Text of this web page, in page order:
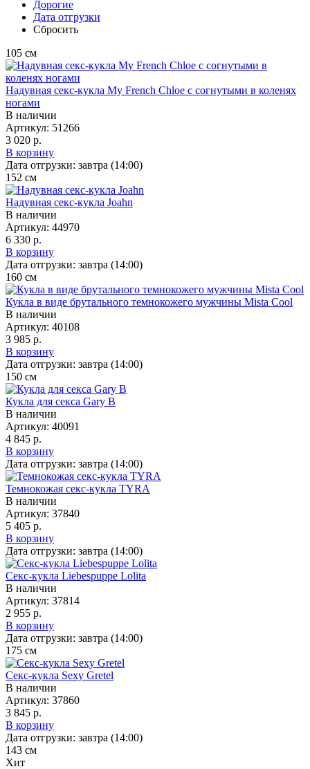
Дорогие
Дата отгрузки
Сбросить
105 см
Надувная секс-кукла My French Chloe с согнутыми в коленях
ногами
В наличии
Артикул: 51266
3 020 р.
В корзину
Дата отгрузки: завтра (14:00)
152 см
Надувная секс-кукла Joahn
В наличии
Артикул: 44970
6 330 р.
В корзину
Дата отгрузки: завтра (14:00)
160 см
Кукла в виде брутального темнокожего мужчины Mista Cool
В наличии
Артикул: 40108
3 985 р.
В корзину
Дата отгрузки: завтра (14:00)
150 см
Кукла для секса Gary B
В наличии
Артикул: 40091
4 845 р.
В корзину
Дата отгрузки: завтра (14:00)
Темнокожая секс-кукла TYRA
В наличии
Артикул: 37840
5 405 р.
В корзину
Дата отгрузки: завтра (14:00)
Секс-кукла Liebespuppe Lolita
В наличии
Артикул: 37814
2 955 р.
В корзину
Дата отгрузки: завтра (14:00)
175 см
Секс-кукла Sexy Gretel
В наличии
Артикул: 37860
3 845 р.
В корзину
Дата отгрузки: завтра (14:00)
143 см
Хит